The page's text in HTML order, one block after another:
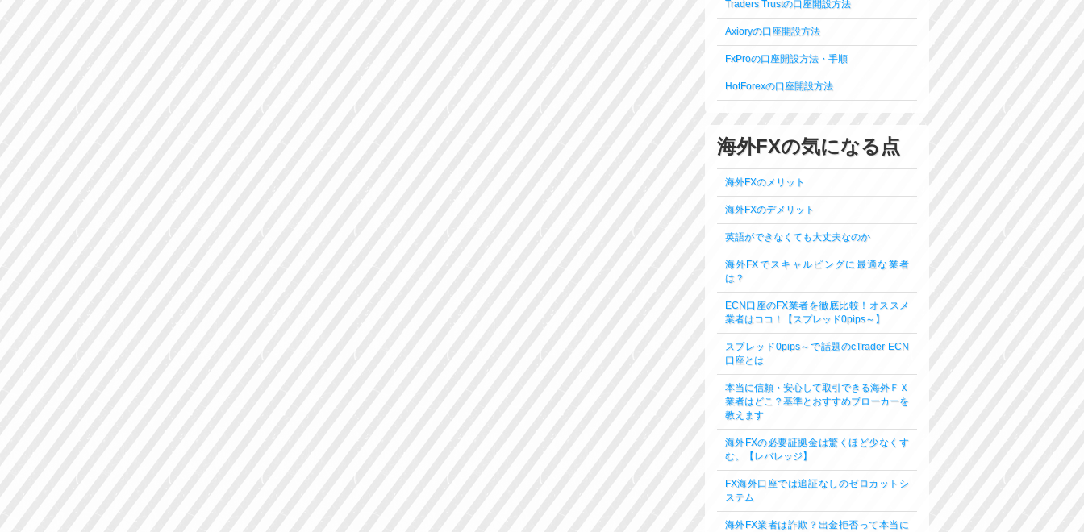
Traders Trustの口座開設方法
Axioryの口座開設方法
FxProの口座開設方法・手順
HotForexの口座開設方法
海外FXの気になる点
海外FXのメリット
海外FXのデメリット
英語ができなくても大丈夫なのか
海外FXでスキャルピングに最適な業者
は？
ECN口座のFX業者を徹底比較！オススメ
業者はココ！【スプレッド0pips～】
スプレッド0pips～で話題のcTrader ECN
口座とは
本当に信頼・安心して取引できる海外ＦＸ
業者はどこ？基準とおすすめブローカーを
教えます
海外FXの必要証拠金は驚くほど少なくす
む。【レバレッジ】
FX海外口座では追証なしのゼロカットシ
ステム
海外FX業者は詐欺？出金拒否って本当に